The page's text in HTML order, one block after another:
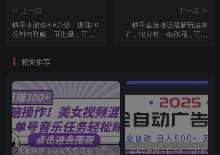
上一篇
快手小游戏4.0升级，提现10
分钟内到账，可批量，可放
下一篇
快手直接搬运最新玩法来
了，10分钟一条作品，可以
相关推荐
无脑操作！美女视频混剪，单号音乐任务轻松日入3张+